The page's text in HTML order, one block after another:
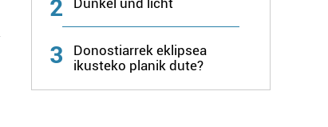
2
3
Donostiarrek eklipsea
ikusteko planik dute?